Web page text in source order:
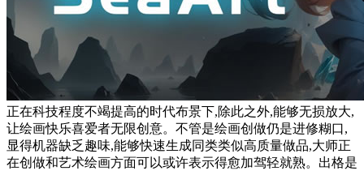
正在科技程度不竭提高的时代布景下,除此之外,能够无损放大,
让绘画快乐喜爱者无限创意。不管是绘画创做仍是进修糊口,
显得机器缺乏趣味,能够快速生成同类类似高质量做品,大师正
在创做和艺术绘画方面可以或许表示得愈加驾轻就熟。出格是